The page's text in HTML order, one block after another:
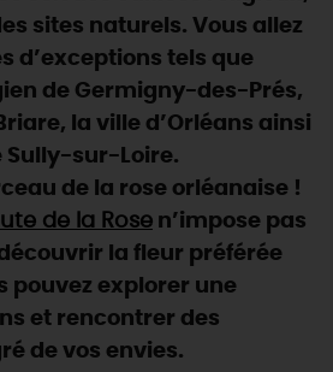
WEEK-END
SEMAINE
L'AGENDA
sites naturels. Vous allez
d’exceptions tels que
de Germigny-des-Prés,
la ville d’Orléans ainsi
Sully-sur-Loire.
de la rose orléanaise !
de la Rose n’impose pas
la fleur préférée
pouvez explorer une
et rencontrer des
de vos envies.